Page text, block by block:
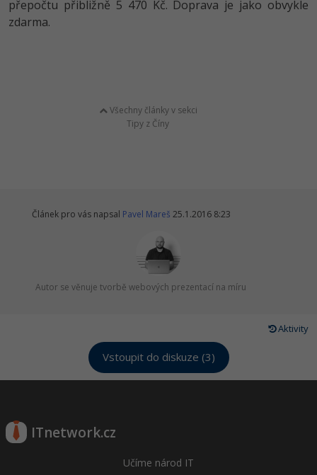
přepočtu přibližně 5 470 Kč. Doprava je jako obvykle
zdarma.
Všechny články v sekci
Tipy z Číny
Článek pro vás napsal Pavel Mareš 25.1.2016 8:23
Autor se věnuje tvorbě webových prezentací na míru
Aktivity
Vstoupit do diskuze (3)
ITnetwork.cz
Učíme národ IT